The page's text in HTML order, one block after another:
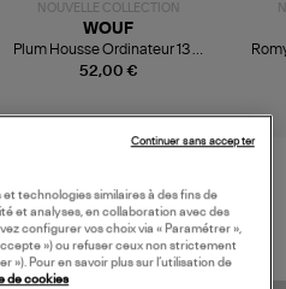
NOUVELLE COLLECTION
52,00 €
WOUF
Plum Housse Ordinateur 13 &
14 Pouces
VUS
technologies similaires à des fins de
et analyses, en collaboration avec des
configurer vos choix via « Paramétrer »,
») ou refuser ceux non strictement
»). Pour en savoir plus sur l’utilisation de
de cookies
Continuer sans accepter